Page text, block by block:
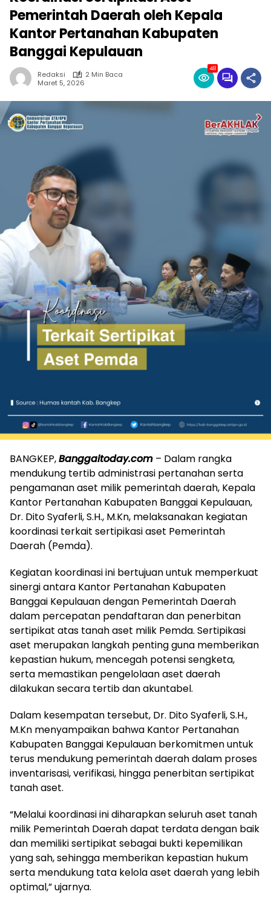
Pemerintah Daerah oleh Kepala
Kantor Pertanahan Kabupaten
Banggai Kepulauan
Redaksi
2 Min Baca
Maret 5, 2026
48
BANGKEP,Banggaitoday.com – Dalam rangka
mendukung tertib administrasi pertanahan serta
pengamanan aset milik pemerintah daerah, Kepala
Kantor Pertanahan Kabupaten Banggai Kepulauan,
Dr. Dito Syaferli, S.H., M.Kn, melaksanakan kegiatan
koordinasi terkait sertipikasi aset Pemerintah
Daerah (Pemda).
Kegiatan koordinasi ini bertujuan untuk memperkuat
sinergi antara Kantor Pertanahan Kabupaten
Banggai Kepulauan dengan Pemerintah Daerah
dalam percepatan pendaftaran dan penerbitan
sertipikat atas tanah aset milik Pemda. Sertipikasi
aset merupakan langkah penting guna memberikan
kepastian hukum, mencegah potensi sengketa,
serta memastikan pengelolaan aset daerah
dilakukan secara tertib dan akuntabel.
Dalam kesempatan tersebut, Dr. Dito Syaferli, S.H.,
M.Kn menyampaikan bahwa Kantor Pertanahan
Kabupaten Banggai Kepulauan berkomitmen untuk
terus mendukung pemerintah daerah dalam proses
inventarisasi, verifikasi, hingga penerbitan sertipikat
tanah aset.
“Melalui koordinasi ini diharapkan seluruh aset tanah
milik Pemerintah Daerah dapat terdata dengan baik
dan memiliki sertipikat sebagai bukti kepemilikan
yang sah, sehingga memberikan kepastian hukum
serta mendukung tata kelola aset daerah yang lebih
optimal,” ujarnya.